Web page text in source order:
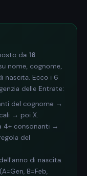
da 16
nome, cognome,
nascita. Ecco i 6
delle Entrate:
del cognome →
→ poi X.
4+ consonanti →
del
di nascita.
B=Feb,